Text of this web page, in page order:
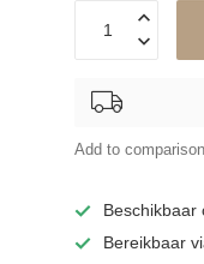
Add to comparison
Beschikbaar
Bereikbaar